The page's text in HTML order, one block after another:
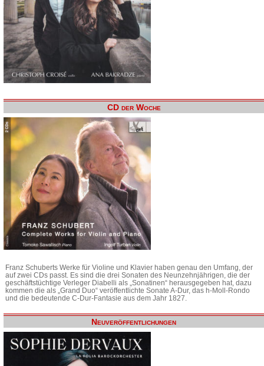
CD der Woche
Franz Schuberts Werke für Violine und Klavier haben genau den Umfang, der
auf zwei CDs passt. Es sind die drei Sonaten des Neunzehnjährigen, die der
geschäftstüchtige Verleger Diabelli als „Sonatinen“ herausgegeben hat, dazu
kommen die als „Grand Duo“ veröffentlichte Sonate A-Dur, das h-Moll-Rondo
und die bedeutende C-Dur-Fantasie aus dem Jahr 1827.
Neuveröffentlichungen